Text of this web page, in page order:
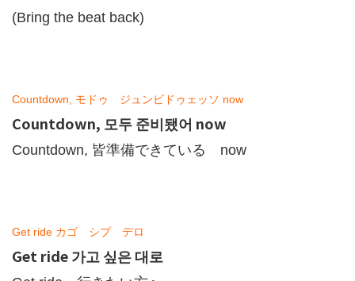
(Bring the beat back)
Countdown, モドゥ ジュンビドゥェッソ now
Countdown, 모두 준비됐어 now
Countdown, 皆準備できている now
Get ride カゴ シプ デロ
Get ride 가고 싶은 대로